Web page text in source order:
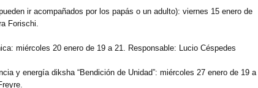
ir acompañados por los papás o un adulto): viernes 15 enero de
Forischi.
miércoles 20 enero de 19 a 21. Responsable: Lucio Céspedes
y energía diksha “Bendición de Unidad”: miércoles 27 enero de 19 a